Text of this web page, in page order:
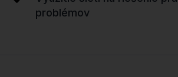
problémov